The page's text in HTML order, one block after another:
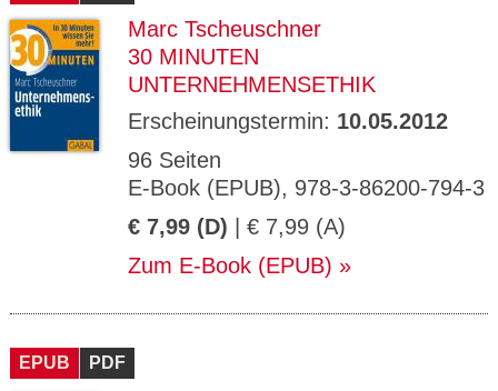
Marc Tscheuschner
30 MINUTEN
UNTERNEHMENSETHIK
Erscheinungstermin: 10.05.2012
96 Seiten
E-Book (EPUB), 978-3-86200-794-3
€ 7,99 (D) | € 7,99 (A)
Zum E-Book (EPUB)
EPUB PDF